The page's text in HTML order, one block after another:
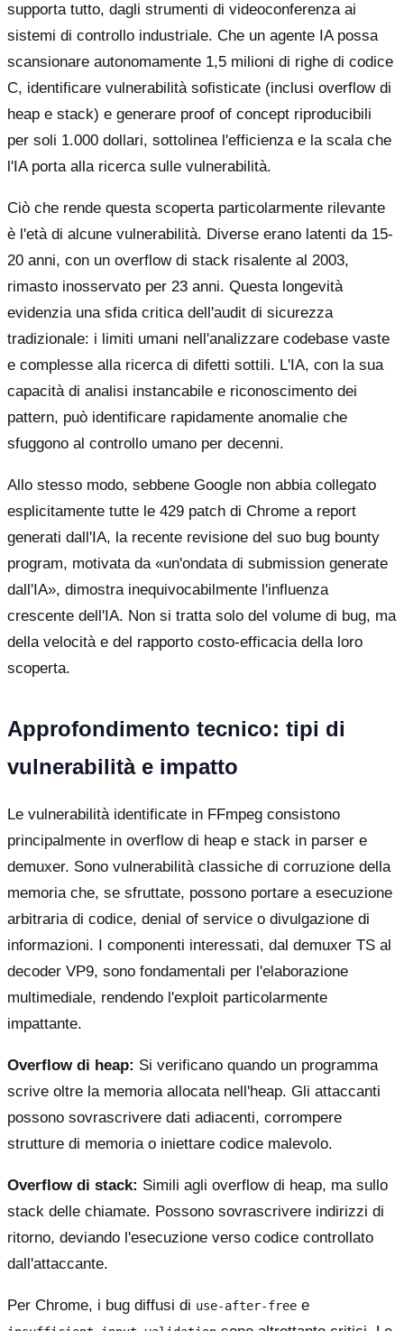
supporta tutto, dagli strumenti di videoconferenza ai
sistemi di controllo industriale. Che un agente IA possa
scansionare autonomamente 1,5 milioni di righe di codice
C, identificare vulnerabilità sofisticate (inclusi overflow di
heap e stack) e generare proof of concept riproducibili
per soli 1.000 dollari, sottolinea l'efficienza e la scala che
l'IA porta alla ricerca sulle vulnerabilità.
Ciò che rende questa scoperta particolarmente rilevante
è l'età di alcune vulnerabilità. Diverse erano latenti da 15-
20 anni, con un overflow di stack risalente al 2003,
rimasto inosservato per 23 anni. Questa longevità
evidenzia una sfida critica dell'audit di sicurezza
tradizionale: i limiti umani nell'analizzare codebase vaste
e complesse alla ricerca di difetti sottili. L'IA, con la sua
capacità di analisi instancabile e riconoscimento dei
pattern, può identificare rapidamente anomalie che
sfuggono al controllo umano per decenni.
Allo stesso modo, sebbene Google non abbia collegato
esplicitamente tutte le 429 patch di Chrome a report
generati dall'IA, la recente revisione del suo bug bounty
program, motivata da «un'ondata di submission generate
dall'IA», dimostra inequivocabilmente l'influenza
crescente dell'IA. Non si tratta solo del volume di bug, ma
della velocità e del rapporto costo-efficacia della loro
scoperta.
Approfondimento tecnico: tipi di
vulnerabilità e impatto
Le vulnerabilità identificate in FFmpeg consistono
principalmente in overflow di heap e stack in parser e
demuxer. Sono vulnerabilità classiche di corruzione della
memoria che, se sfruttate, possono portare a esecuzione
arbitraria di codice, denial of service o divulgazione di
informazioni. I componenti interessati, dal demuxer TS al
decoder VP9, sono fondamentali per l'elaborazione
multimediale, rendendo l'exploit particolarmente
impattante.
Overflow di heap: Si verificano quando un programma
scrive oltre la memoria allocata nell'heap. Gli attaccanti
possono sovrascrivere dati adiacenti, corrompere
strutture di memoria o iniettare codice malevolo.
Overflow di stack: Simili agli overflow di heap, ma sullo
stack delle chiamate. Possono sovrascrivere indirizzi di
ritorno, deviando l'esecuzione verso codice controllato
dall'attaccante.
Per Chrome, i bug diffusi di use-after-free e